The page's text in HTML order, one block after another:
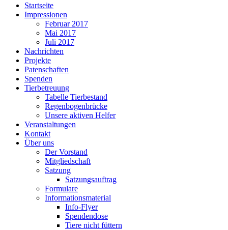
Startseite
Impressionen
Februar 2017
Mai 2017
Juli 2017
Nachrichten
Projekte
Patenschaften
Spenden
Tierbetreuung
Tabelle Tierbestand
Regenbogenbrücke
Unsere aktiven Helfer
Veranstaltungen
Kontakt
Über uns
Der Vorstand
Mitgliedschaft
Satzung
Satzungsauftrag
Formulare
Informationsmaterial
Info-Flyer
Spendendose
Tiere nicht füttern